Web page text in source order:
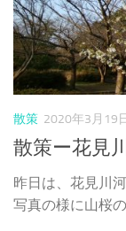
散策 2020年3月19
散策ー花見
昨日は、花見川
写真の様に山桜